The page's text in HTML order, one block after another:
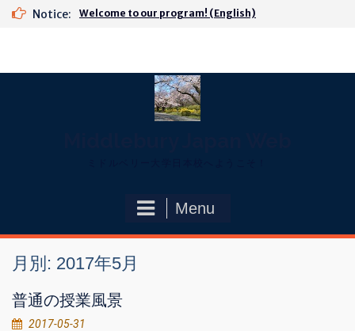
Skip
Notice: Welcome to our program! (English)
Menu
月別: 2017年5月
普通の授業風景
2017-05-31